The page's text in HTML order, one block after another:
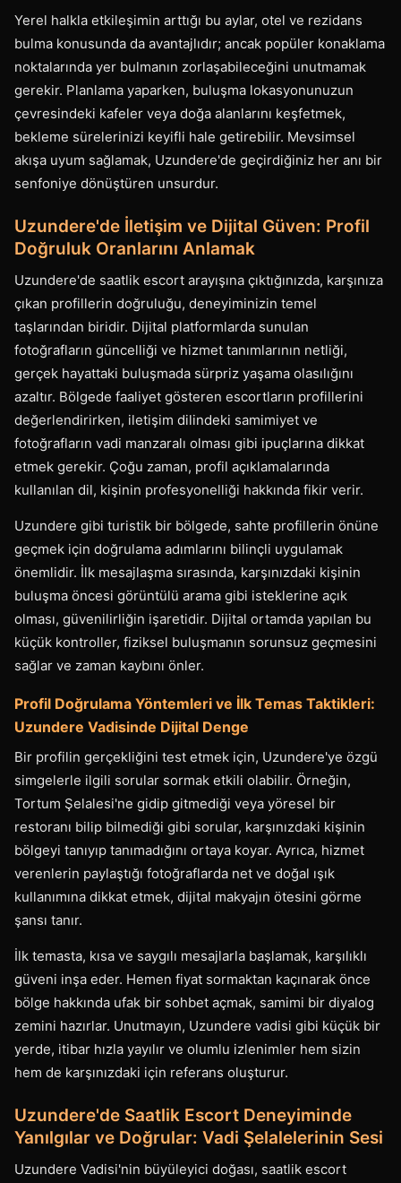
Yerel halkla etkileşimin arttığı bu aylar, otel ve rezidans
bulma konusunda da avantajlıdır; ancak popüler konaklama
noktalarında yer bulmanın zorlaşabileceğini unutmamak
gerekir. Planlama yaparken, buluşma lokasyonunuzun
çevresindeki kafeler veya doğa alanlarını keşfetmek,
bekleme sürelerinizi keyifli hale getirebilir. Mevsimsel
akışa uyum sağlamak, Uzundere'de geçirdiğiniz her anı bir
senfoniye dönüştüren unsurdur.
Uzundere'de İletişim ve Dijital Güven: Profil
Doğruluk Oranlarını Anlamak
Uzundere'de saatlik escort arayışına çıktığınızda, karşınıza
çıkan profillerin doğruluğu, deneyiminizin temel
taşlarından biridir. Dijital platformlarda sunulan
fotoğrafların güncelliği ve hizmet tanımlarının netliği,
gerçek hayattaki buluşmada sürpriz yaşama olasılığını
azaltır. Bölgede faaliyet gösteren escortların profillerini
değerlendirirken, iletişim dilindeki samimiyet ve
fotoğrafların vadi manzaralı olması gibi ipuçlarına dikkat
etmek gerekir. Çoğu zaman, profil açıklamalarında
kullanılan dil, kişinin profesyonelliği hakkında fikir verir.
Uzundere gibi turistik bir bölgede, sahte profillerin önüne
geçmek için doğrulama adımlarını bilinçli uygulamak
önemlidir. İlk mesajlaşma sırasında, karşınızdaki kişinin
buluşma öncesi görüntülü arama gibi isteklerine açık
olması, güvenilirliğin işaretidir. Dijital ortamda yapılan bu
küçük kontroller, fiziksel buluşmanın sorunsuz geçmesini
sağlar ve zaman kaybını önler.
Profil Doğrulama Yöntemleri ve İlk Temas Taktikleri:
Uzundere Vadisinde Dijital Denge
Bir profilin gerçekliğini test etmek için, Uzundere'ye özgü
simgelerle ilgili sorular sormak etkili olabilir. Örneğin,
Tortum Şelalesi'ne gidip gitmediği veya yöresel bir
restoranı bilip bilmediği gibi sorular, karşınızdaki kişinin
bölgeyi tanıyıp tanımadığını ortaya koyar. Ayrıca, hizmet
verenlerin paylaştığı fotoğraflarda net ve doğal ışık
kullanımına dikkat etmek, dijital makyajın ötesini görme
şansı tanır.
İlk temasta, kısa ve saygılı mesajlarla başlamak, karşılıklı
güveni inşa eder. Hemen fiyat sormaktan kaçınarak önce
bölge hakkında ufak bir sohbet açmak, samimi bir diyalog
zemini hazırlar. Unutmayın, Uzundere vadisi gibi küçük bir
yerde, itibar hızla yayılır ve olumlu izlenimler hem sizin
hem de karşınızdaki için referans oluşturur.
Uzundere'de Saatlik Escort Deneyiminde
Yanılgılar ve Doğrular: Vadi Şelalelerinin Sesi
Uzundere Vadisi'nin büyüleyici doğası, saatlik escort